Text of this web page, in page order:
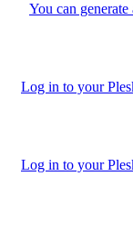
You can
1. Log in to your
1. Log in to your